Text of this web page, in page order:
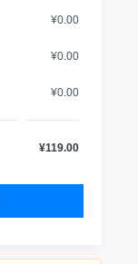
¥0.00
¥0.00
¥0.00
¥119.00